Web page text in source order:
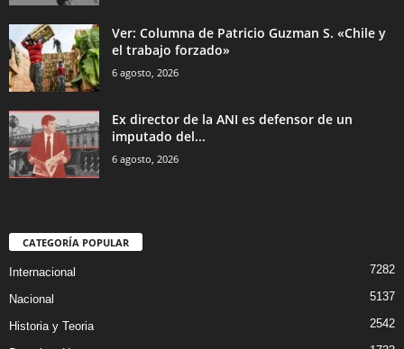
Ver: Columna de Patricio Guzman S. «Chile y
el trabajo forzado»
6 agosto, 2026
Ex director de la ANI es defensor de un
imputado del...
6 agosto, 2026
CATEGORÍA POPULAR
Internacional 7282
Nacional 5137
Historia y Teoria 2542